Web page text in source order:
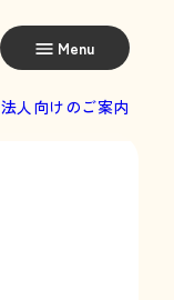
Menu
法人向けのご案内